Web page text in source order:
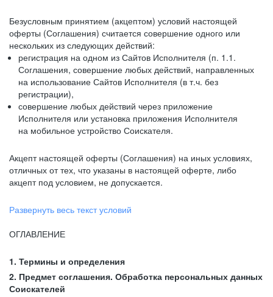
Безусловным принятием (акцептом) условий настоящей
оферты (Соглашения) считается совершение одного или
нескольких из следующих действий:
регистрация на одном из Сайтов Исполнителя (п. 1.1.
Соглашения, совершение любых действий, направленных
на использование Сайтов Исполнителя (в т.ч. без
регистрации),
совершение любых действий через приложение
Исполнителя или установка приложения Исполнителя
на мобильное устройство Соискателя.
Акцепт настоящей оферты (Соглашения) на иных условиях,
отличных от тех, что указаны в настоящей оферте, либо
акцепт под условием, не допускается.
Развернуть весь текст условий
ОГЛАВЛЕНИЕ
1. Термины и определения
2. Предмет соглашения. Обработка персональных данных
Соискателей